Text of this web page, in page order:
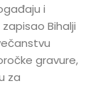
i
Bihalji
gravure,
za